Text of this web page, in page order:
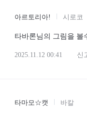
아르토리아! 시로코
타바론님의 그림을
2025.11.12 00:41 신
타마모☆캣 바칼